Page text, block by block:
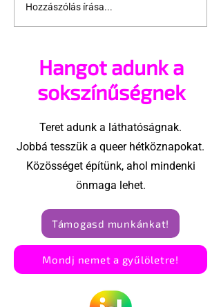
Eamon Mulgrew
aktképei
Hozzászólás írása...
Hangot adunk a
sokszínűségnek
Teret adunk a láthatóságnak.
Jobbá tesszük a queer hétköznapokat.
Közösséget építünk, ahol mindenki
önmaga lehet.
Támogasd munkánkat!
Mondj nemet a gyűlöletre!